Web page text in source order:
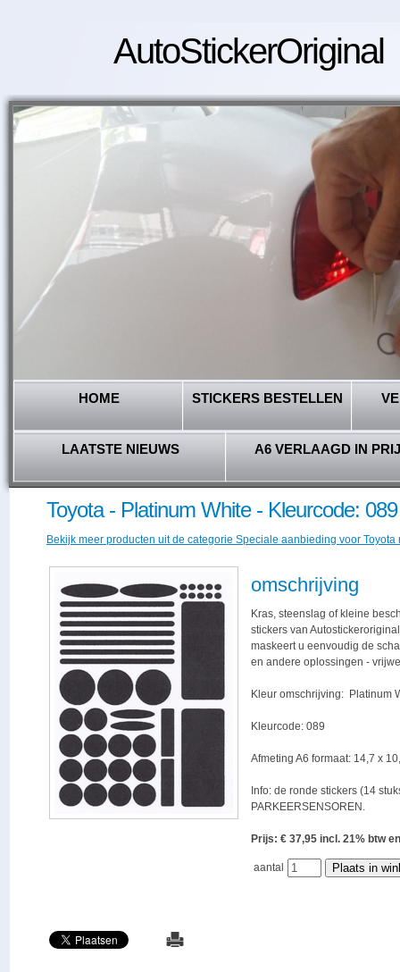
AutoStickerOriginal
HOME STICKERS BESTELLEN
LAATSTE NIEUWS A6 VERLAAGD IN
Toyota - Platinum White - Kleurcode: 089
Bekijk meer producten uit de categorie Speciale aanbieding voor Toyota
omschrijving
Kras, steenslag of kleine
stickers van
maskeert u eenvoudig de
en andere oplossingen -
Kleur omschrijving: Platinum
Kleurcode: 089
Afmeting A6 formaat: 14,7 x
Info: de ronde stickers (14
PARKEERSENSOREN.
Prijs: € 37,95 incl. 21% btw
aantal